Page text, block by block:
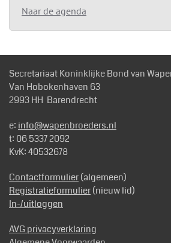
Naar de agenda
Secretariaat Koninklijke Bond van
Van Hobokenhaven 63
2993 HH Barendrecht
e: info@wapenbroeders.nl
t: 06 5337 2092
KvK: 40532678
Contactformulier(algemeen)
Registratieformulier(nieuw lid)
In-/uitloggen
AVG privacyverklaring